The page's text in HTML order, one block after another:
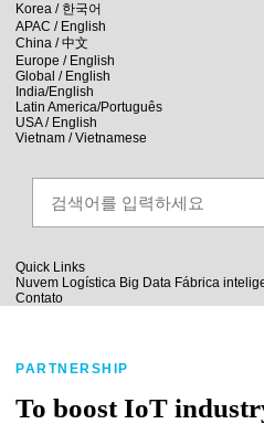
Korea / 한국어
APAC / English
China /中文
Europe / English
Global / English
India/English
Latin America/Português
USA / English
Vietnam / Vietnamese
Quick Links
Nuvem Logística Big Data Fábrica
Contato
PARTNERSHIP
To boost IoT